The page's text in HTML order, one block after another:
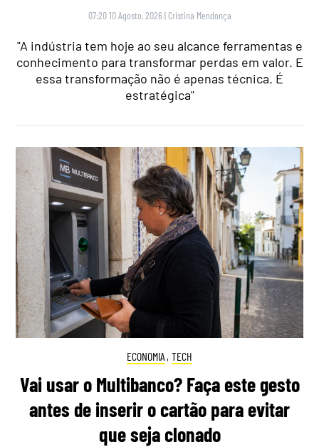
07:20 10 Agosto, 2026 | Cristina Mendonça
"A indústria tem hoje ao seu alcance ferramentas e
conhecimento para transformar perdas em valor. E
essa transformação não é apenas técnica. É
estratégica"
ECONOMIA , TECH
Vai usar o Multibanco? Faça este gesto
antes de inserir o cartão para evitar
que seja clonado